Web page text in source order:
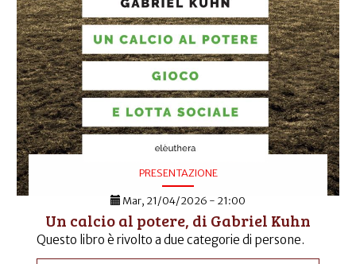
PRESENTAZIONE
Mar, 21/04/2026 - 21:00
Un calcio al potere, di Gabriel Kuhn
Questo libro è rivolto a due categorie di persone.